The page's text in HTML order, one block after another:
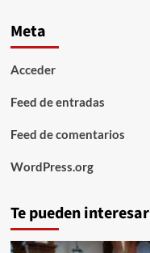
Meta
Acceder
Feed de entradas
Feed de comentarios
WordPress.org
Te pueden interesar